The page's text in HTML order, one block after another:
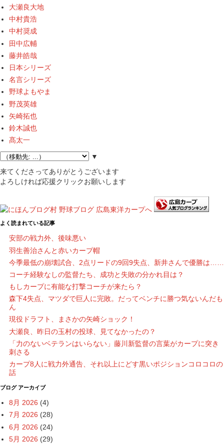
大瀬良大地
中村貴浩
中村奨成
田中広輔
藤井皓哉
日本シリーズ
名言シリーズ
野球よもやま
野茂英雄
矢崎拓也
鈴木誠也
髙太一
▼
来てくださってありがとうございます
よろしければ応援クリックお願いします
よく読まれている記事
安部の戦力外、後味悪い
羽生善治さんと赤いカープ帽
今季最低の崩壊試合、2点リードの9回9失点、新井さんで優勝は……
コーチ経験なしの監督たち、成功と失敗の分かれ目は？
もしカープに有能な打撃コーチが来たら？
森下4失点、マツダで巨人に完敗。だってベンチに勝つ気ないんだも
ん
現役ドラフト、まさかの矢崎ショック！
大瀬良、昨日の玉村の投球、見てなかったの？
「力のないベテランはいらない」藤川新監督の言葉がカープに突き
刺さる
カープ8人に戦力外通告、それ以上にどす黒いポジションコロコロの
話
ブログ アーカイブ
8月 2026 (4)
7月 2026 (28)
6月 2026 (24)
5月 2026 (29)